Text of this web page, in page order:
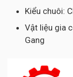
Kiểu chuôi:
Vật liệu gia
Gang